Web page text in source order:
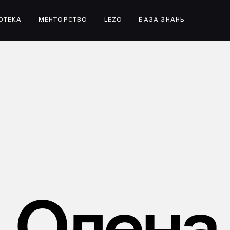
МЕНТОРСТВО LEZO БАЗА ЗНАНЬ